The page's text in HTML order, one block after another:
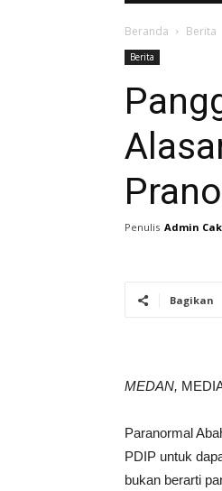
Beranda Berita
Berita
Penulis Admin
Bagikan
MEDAN,
Paranormal
PDIP untuk
bukan berarti